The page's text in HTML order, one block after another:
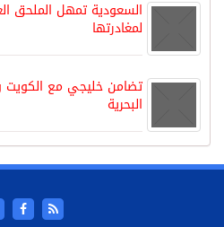
لمغادرتها
تضامن خليجي مع الكويت
البحرية